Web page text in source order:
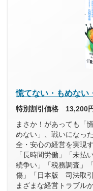
慌てない・もめない
特別割引価格 13,200円
まさか！があっても「
めない」、戦いになっ
全・安心の経営を実現
「長時間労働」「未払
続争い」「税務調査」
傷」「日本版 司法取引
まざまな経営トラブル